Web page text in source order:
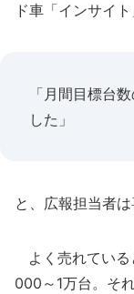
ド車「インサイ
「月間目標台
した」
と、広報担当者は
よく売れている
000～1万台。そ